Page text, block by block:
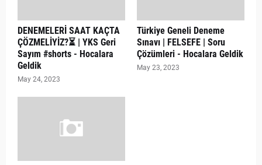
DENEMELERİ SAAT KAÇTA
ÇÖZMELİYİZ?⏳ | YKS Geri
Sayım #shorts - Hocalara
Geldik
May 24, 2023
Türkiye Geneli Deneme
Sınavı | FELSEFE | Soru
Çözümleri - Hocalara Geldik
May 23, 2023